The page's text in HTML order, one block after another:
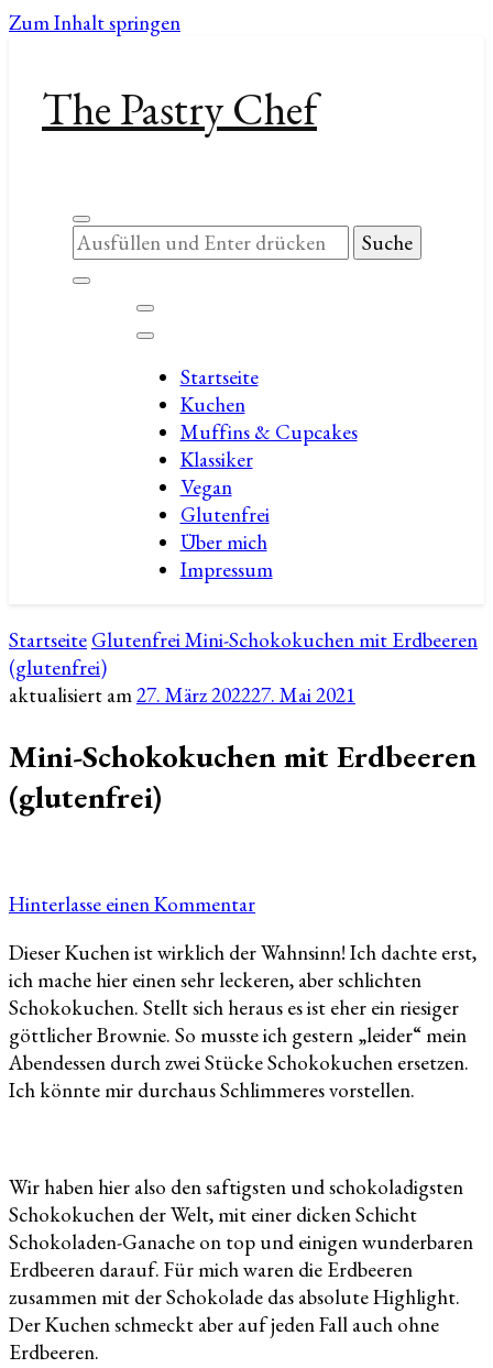
Zum Inhalt springen
The Pastry Chef
Suchst
du
nach
Startseite
Kuchen
Muffins & Cupcakes
Klassiker
Vegan
Glutenfrei
Über mich
Impressum
Startseite GlutenfreiMini-Schokokuchen mit Erdbeeren
(glutenfrei)
aktualisiert am27. März 202227. Mai 2021
Mini-Schokokuchen mit Erdbeeren
(glutenfrei)
Hinterlasse einen Kommentarzu
Schokokuchen
mit
Erdbeeren
(glutenfrei)
Dieser Kuchen ist wirklich der Wahnsinn! Ich dachte erst,
ich mache hier einen sehr leckeren, aber schlichten
Schokokuchen. Stellt sich heraus es ist eher ein riesiger
göttlicher Brownie. So musste ich gestern „leider“ mein
Abendessen durch zwei Stücke Schokokuchen ersetzen.
Ich könnte mir durchaus Schlimmeres vorstellen.
Wir haben hier also den saftigsten und schokoladigsten
Schokokuchen der Welt, mit einer dicken Schicht
Schokoladen-Ganache on top und einigen wunderbaren
Erdbeeren darauf. Für mich waren die Erdbeeren
zusammen mit der Schokolade das absolute Highlight.
Der Kuchen schmeckt aber auf jeden Fall auch ohne
Erdbeeren.